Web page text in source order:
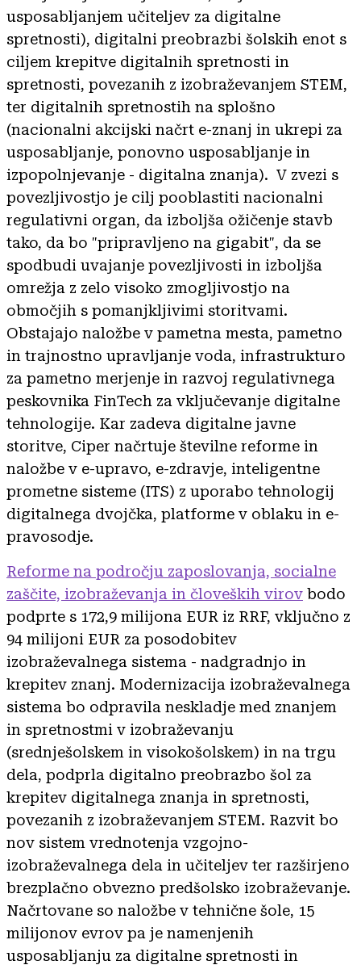
usposabljanjem učiteljev za digitalne
spretnosti), digitalni preobrazbi šolskih enot s
ciljem krepitve digitalnih spretnosti in
spretnosti, povezanih z izobraževanjem STEM,
ter digitalnih spretnostih na splošno
(nacionalni akcijski načrt e-znanj in ukrepi za
usposabljanje, ponovno usposabljanje in
izpopolnjevanje - digitalna znanja). V zvezi s
povezljivostjo je cilj pooblastiti nacionalni
regulativni organ, da izboljša ožičenje stavb
tako, da bo "pripravljeno na gigabit", da se
spodbudi uvajanje povezljivosti in izboljša
omrežja z zelo visoko zmogljivostjo na
območjih s pomanjkljivimi storitvami.
Obstajajo naložbe v pametna mesta, pametno
in trajnostno upravljanje voda, infrastrukturo
za pametno merjenje in razvoj regulativnega
peskovnika FinTech za vključevanje digitalne
tehnologije. Kar zadeva digitalne javne
storitve, Ciper načrtuje številne reforme in
naložbe v e-upravo, e-zdravje, inteligentne
prometne sisteme (ITS) z uporabo tehnologij
digitalnega dvojčka, platforme v oblaku in e-
pravosodje.
Reforme na področju zaposlovanja, socialne
zaščite, izobraževanja in človeških virov bodo
podprte s 172,9 milijona EUR iz RRF, vključno z
94 milijoni EUR za posodobitev
izobraževalnega sistema - nadgradnjo in
krepitev znanj. Modernizacija izobraževalnega
sistema bo odpravila neskladje med znanjem
in spretnostmi v izobraževanju
(srednješolskem in visokošolskem) in na trgu
dela, podprla digitalno preobrazbo šol za
krepitev digitalnega znanja in spretnosti,
povezanih z izobraževanjem STEM. Razvit bo
nov sistem vrednotenja vzgojno-
izobraževalnega dela in učiteljev ter razširjeno
brezplačno obvezno predšolsko izobraževanje.
Načrtovane so naložbe v tehnične šole, 15
milijonov evrov pa je namenjenih
usposabljanju za digitalne spretnosti in